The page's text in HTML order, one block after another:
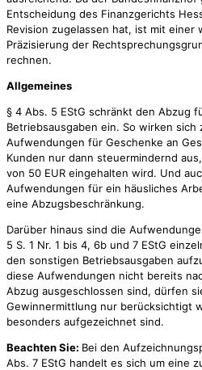
Entscheidung des Finanzgerichts
Revision zugelassen hat, ist mit einer
Präzisierung der
rechnen.
Allgemeines
§ 4 Abs. 5 EStG schränkt den Abzug
Betriebsausgaben ein. So wirken sich
Aufwendungen für Geschenke an
Kunden nur dann steuermindernd
von 50 EUR eingehalten wird. Und
Aufwendungen für ein häusliches
eine Abzugsbeschränkung.
Darüber hinaus sind die
5 S. 1 Nr. 1 bis 4, 6b und 7 EStG
den sonstigen Betriebsausgaben
diese Aufwendungen nicht bereits
Abzug ausgeschlossen sind, dürfen
Gewinnermittlung nur berücksichtigt
besonders aufgezeichnet sind.
Beachten Sie: Bei den
Abs. 7 EStG handelt es sich um eine